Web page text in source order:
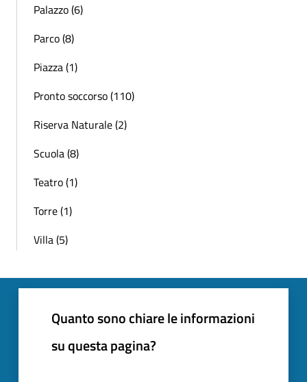
Palazzo (6)
Parco (8)
Piazza (1)
Pronto soccorso (110)
Riserva Naturale (2)
Scuola (8)
Teatro (1)
Torre (1)
Villa (5)
Quanto sono chiare le informazioni
su questa pagina?